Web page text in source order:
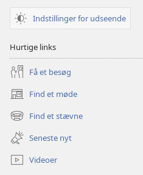
Indstillinger for udseende
Hurtige links
Få et besøg
Find et møde
(åbner
nyt
vindue)
Find et stævne
(åbner
nyt
vindue)
Seneste nyt
Videoer